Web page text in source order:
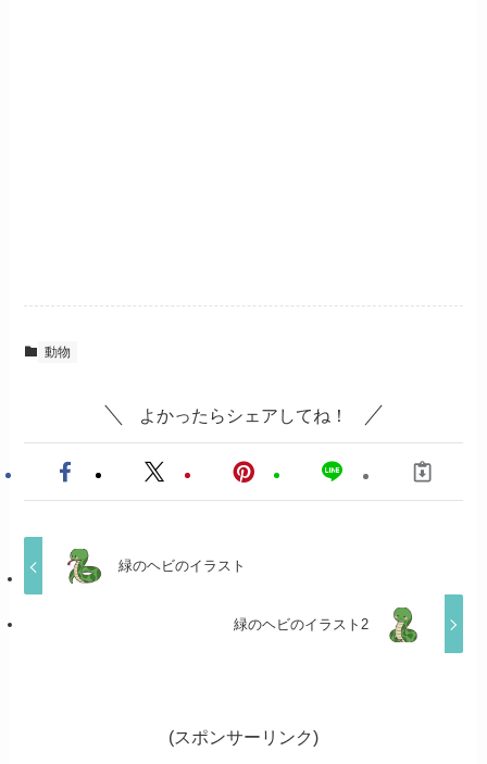
動物
よかったらシェアしてね！
緑のヘビのイラスト
緑のヘビのイラスト2
(スポンサーリンク)